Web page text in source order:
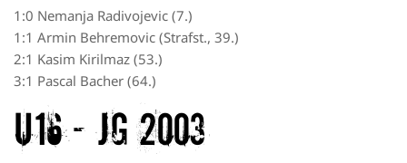
1:0 Nemanja Radivojevic (7.)
1:1 Armin Behremovic (Strafst., 39.)
2:1 Kasim Kirilmaz (53.)
3:1 Pascal Bacher (64.)
U16 – JG 2003